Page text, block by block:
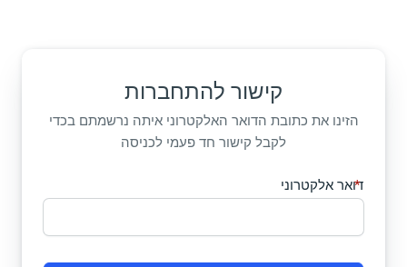
קישור להתחברות
הזינו את כתובת הדואר האלקטרוני איתה נרשמתם בכדי
לקבל קישור חד פעמי לכניסה
דואר אלקטרוני